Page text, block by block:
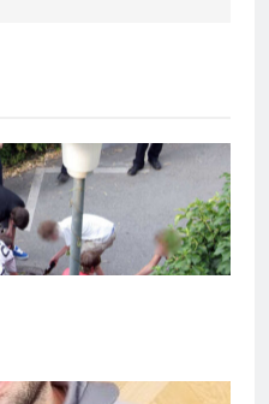
Raum zunehmend ihre
© Armin KübelbeckCC-BY-SA-3.0
© Twitter Mustafa ayyash